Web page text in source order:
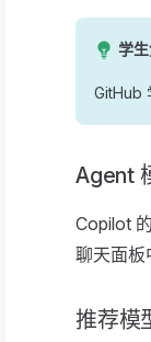
学
GitHub
Agent
Copilot
聊天面板
推荐模